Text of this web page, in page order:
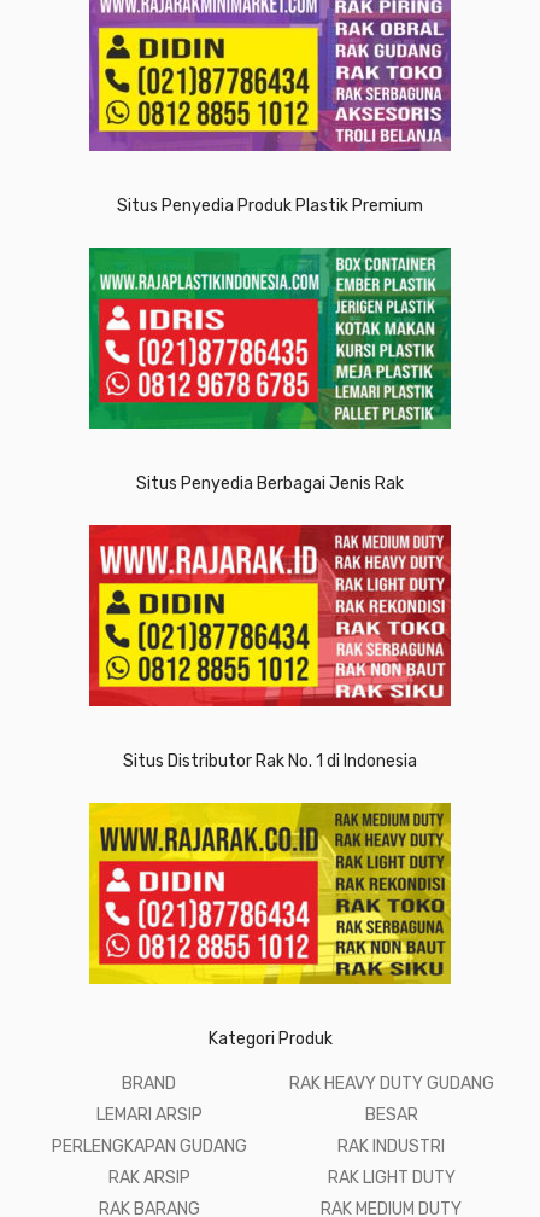
Situs Penyedia Produk Plastik Premium
Situs Penyedia Berbagai Jenis Rak
Situs Distributor Rak No. 1 di Indonesia
Kategori Produk
BRAND
LEMARI ARSIP
PERLENGKAPAN GUDANG
RAK ARSIP
RAK BARANG
RAK HEAVY DUTY GUDANG
BESAR
RAK INDUSTRI
RAK LIGHT DUTY
RAK MEDIUM DUTY